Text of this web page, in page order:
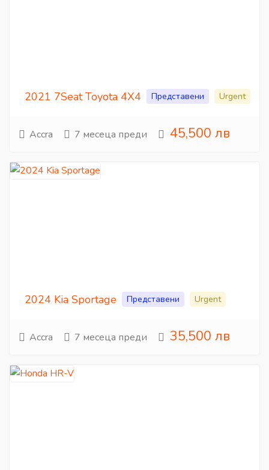
2021 7Seat Toyota 4X4 Представени Urgent
Accra 7 месеца преди 45,500 лв
2024 Kia Sportage Представени Urgent
Accra 7 месеца преди 35,500 лв